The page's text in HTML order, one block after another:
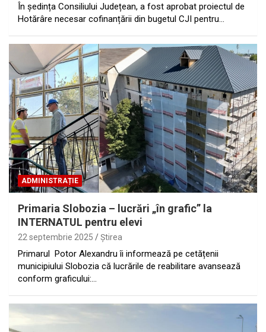
În ședința Consiliului Județean, a fost aprobat proiectul de
Hotărâre necesar cofinanțării din bugetul CJI pentru…
ADMINISTRAȚIE
Primaria Slobozia – lucrări „în grafic” la
INTERNATUL pentru elevi
22 septembrie 2025 Ştirea
Primarul Potor Alexandru îi informează pe cetățenii
municipiului Slobozia că lucrările de reabilitare avansează
conform graficului:…